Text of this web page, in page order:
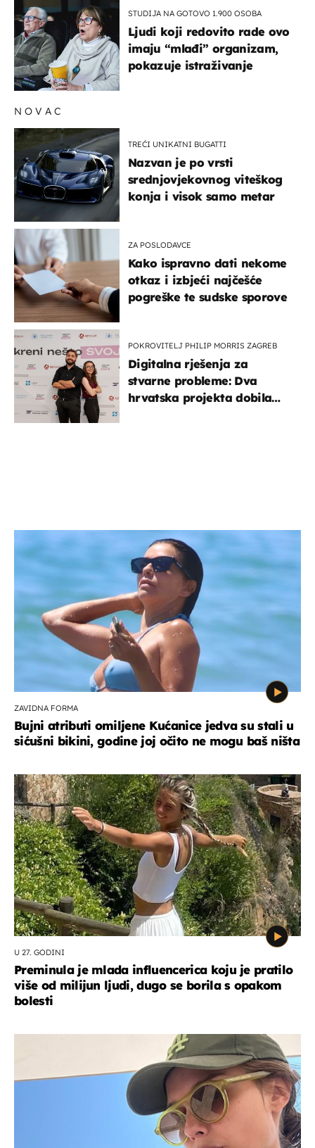
STUDIJA NA GOTOVO 1.900 OSOBA
Ljudi koji redovito rade ovo
imaju “mlađi” organizam,
pokazuje istraživanje
NOVAC
TREĆI UNIKATNI BUGATTI
Nazvan je po vrsti
srednjovjekovnog viteškog
konja i visok samo metar
ZA POSLODAVCE
Kako ispravno dati nekome
otkaz i izbjeći najčešće
pogreške te sudske sporove
POKROVITELJ PHILIP MORRIS ZAGREB
Digitalna rješenja za
stvarne probleme: Dva
hrvatska projekta dobila
ZAVIDNA FORMA
Bujni atributi omiljene Kućanice jedva su stali u
sićušni bikini, godine joj očito ne mogu baš ništa
U 27. GODINI
Preminula je mlada influencerica koju je pratilo
više od milijun ljudi, dugo se borila s opakom
bolesti